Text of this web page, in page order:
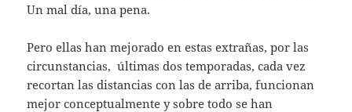
Un mal día, una pena.
Pero ellas han mejorado en estas extrañas, por las
circunstancias, últimas dos temporadas, cada vez
recortan las distancias con las de arriba, funcionan
mejor conceptualmente y sobre todo se han